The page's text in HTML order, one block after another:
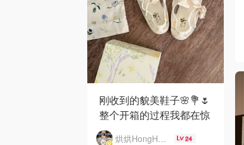
刚收到的貌美鞋子🌸💐🌷
整个开箱的过程我都在惊
叹貌美！
烘烘HongHong 24